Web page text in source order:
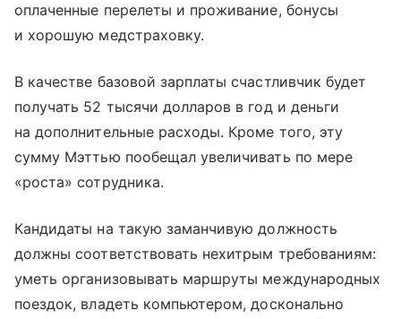
оплаченные перелеты и проживание, бонусы
и хорошую медстраховку.
В качестве базовой зарплаты счастливчик будет
получать 52 тысячи долларов в год и деньги
на дополнительные расходы. Кроме того, эту
сумму Мэттью пообещал увеличивать по мере
«роста» сотрудника.
Кандидаты на такую заманчивую должность
должны соответствовать нехитрым требованиям:
уметь организовывать маршруты международных
поездок, владеть компьютером, досконально